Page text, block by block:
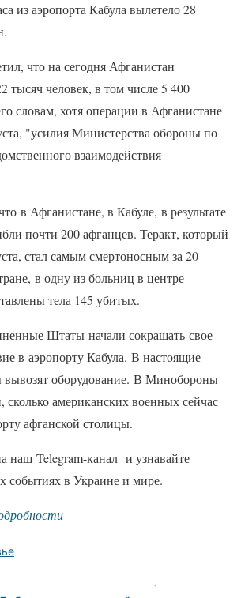
из аэропорта Кабула вылетело 28
что на сегодня Афганистан
тысяч человек, в том числе 5 400
словам, хотя операции в Афганистане
"усилия Министерства обороны по
взаимодействия
в Афганистане, в Кабуле, в результате
почти 200 афганцев. Теракт, который
стал самым смертоносным за 20-
в одну из больниц в центре
тела 145 убитых.
Штаты начали сокращать свое
в аэропорту Кабула. В настоящие
вывозят оборудование. В Минобороны
американских военных сейчас
афганской столицы.
наш Telegram-канал и узнавайте
событиях в Украине и мире.